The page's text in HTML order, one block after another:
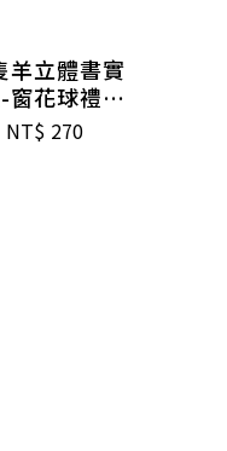
羊立體書實
花球禮盒-
藤鼠藍
NT$ 270